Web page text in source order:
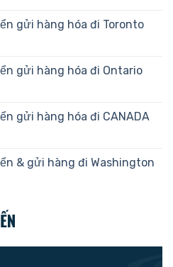
gửi hàng hóa đi Toronto
gửi hàng hóa đi Ontario
gửi hàng hóa đi CANADA
& gửi hàng đi Washington